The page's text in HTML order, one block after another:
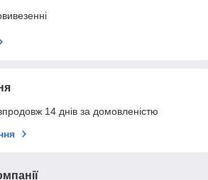
14 днів за домовленістю